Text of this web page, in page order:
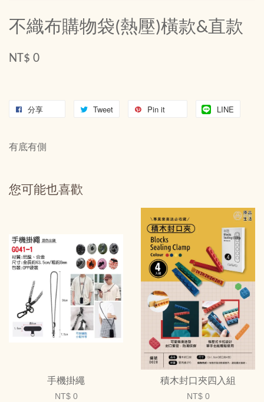
不織布購物袋(熱壓)橫款&直款
NT$ 0
分享 Tweet Pin it LINE
有底有側
您可能也喜歡
手機掛繩
NT$ 0
積木封口夾四入組
NT$ 0